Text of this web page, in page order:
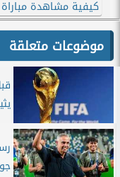
كيفية مشاهدة
موضوعات متعلقة